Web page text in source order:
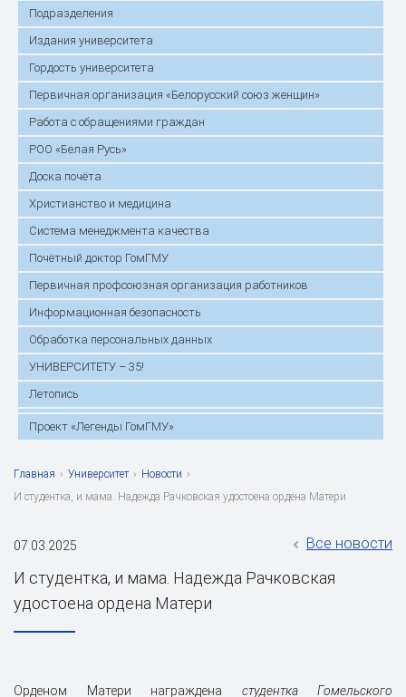
Подразделения
Издания университета
Гордость университета
Первичная организация «Белорусский союз женщин»
Работа с обращениями граждан
РОО «Белая Русь»
Доска почёта
Христианство и медицина
Система менеджмента качества
Почётный доктор ГомГМУ
Первичная профсоюзная организация работников
Информационная безопасность
Обработка персональных данных
УНИВЕРСИТЕТУ – 35!
Летопись
Проект «Легенды ГомГМУ»
Главная › Университет › Новости ›
И студентка, и мама. Надежда Рачковская удостоена ордена Матери
07.03.2025 Все новости
И студентка, и мама. Надежда Рачковская
удостоена ордена Матери
Орденом Матери награждена студентка Гомельского